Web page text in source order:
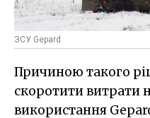
ЗСУ Gepard
Причиною такого
скоротити витрати
використання